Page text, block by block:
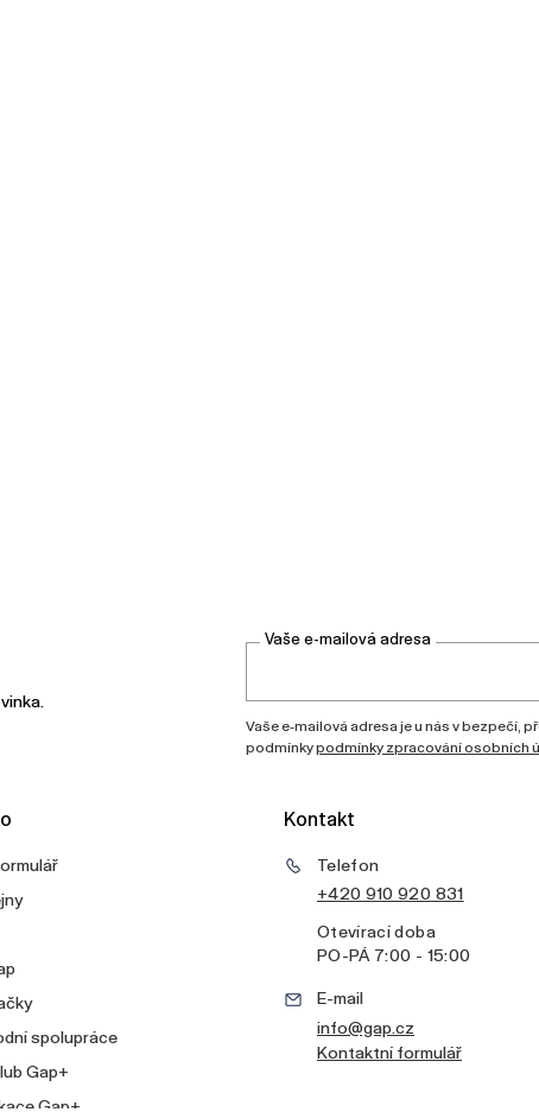
Vaše e-mailová adresa
Vaše e-mailová adresa je u nás v bezpečí,
podmínkypodmínky zpracování osobních
spolupráce
Gap+
Gap+
Kontakt
Telefon
+420 910 920 831
Otevírací doba
PO-PÁ 7:00 - 15:00
E-mail
info@gap.cz
Kontaktní formulář